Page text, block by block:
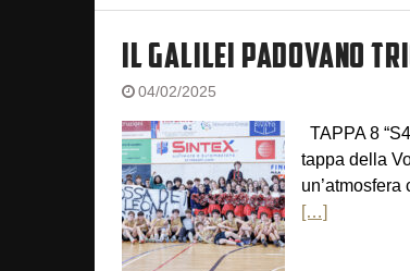
IL GALILEI PADOVANO
04/02/2025
TAPPA 8
tappa della
[…]